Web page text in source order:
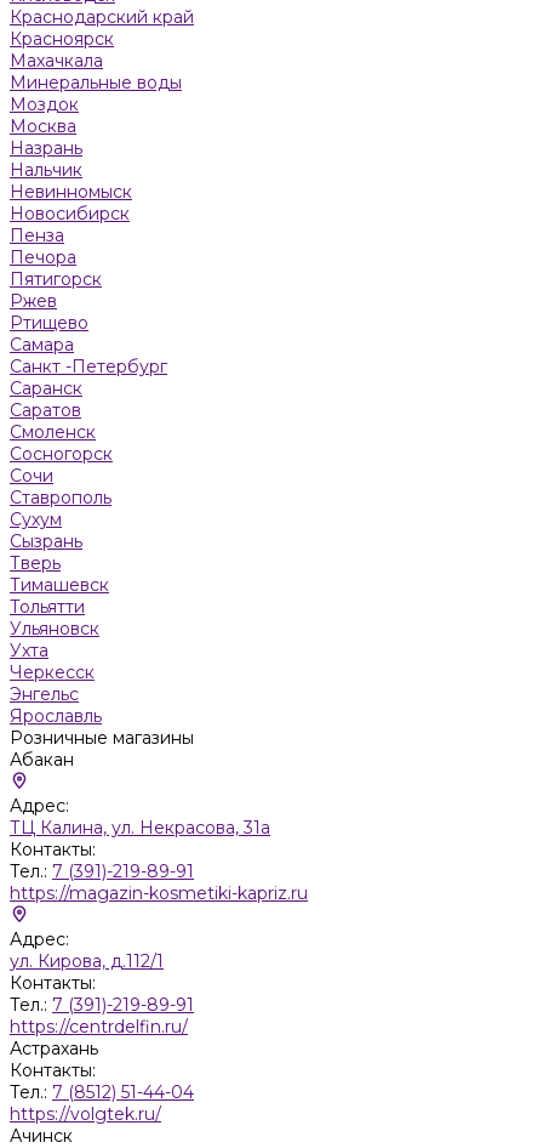
Краснодарский край
Красноярск
Махачкала
Минеральные воды
Моздок
Москва
Назрань
Нальчик
Невинномыск
Новосибирск
Пенза
Печора
Пятигорск
Ржев
Ртищево
Самара
Санкт -Петербург
Саранск
Саратов
Смоленск
Сосногорск
Сочи
Ставрополь
Сухум
Сызрань
Тверь
Тимашевск
Тольятти
Ульяновск
Ухта
Черкесск
Энгельс
Ярославль
Розничные магазины
Абакан
Адрес:
ТЦ Калина, ул. Некрасова, 31а
Контакты:
Тел.: 7 (391)-219-89-91
https://magazin-kosmetiki-kapriz.ru
Адрес:
ул. Кирова, д.112/1
Контакты:
Тел.: 7 (391)-219-89-91
https://centrdelfin.ru/
Астрахань
Контакты:
Тел.: 7 (8512) 51-44-04
https://volgtek.ru/
Ачинск